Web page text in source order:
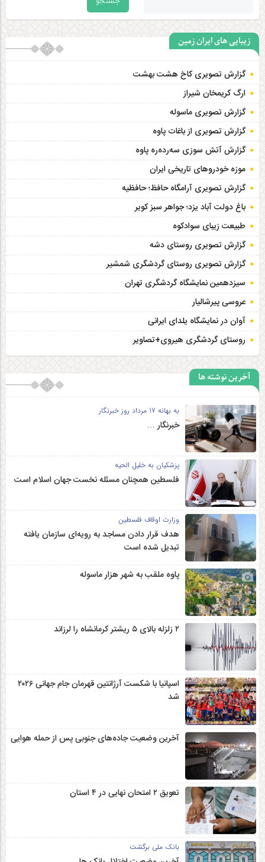
زیبایی های ایران زمین
گزارش تصویری کاخ هشت‌ بهشت
ارگ کریمخان شیراز
گزارش تصویری ماسوله
گزارش تصویری از باغات پاوه
گزارش آتش سوزی سەردەرە پاوه
موزه خودروهای تاریخی ایران
گزارش تصویری آرامگاه حافظ؛ حافظیه‎
باغ دولت آباد یزد؛ جواهر سبز کویر
طبیعت زیبای سوادکوه
گزارش تصویری روستای دشه
گزارش تصویری روستای گردشگری شمشیر
سیزدهمین نمایشگاه گردشگری تهران
عروسی پیرشالیار
آوان در نمایشگاه یلدای ایرانی
روستای گردشگری هیروی+تصاویر
آخرین نوشته ها
به بهانه 17 مرداد روز خبرنگار
خبرنگار …
پزشکیان به خلیل الحیه
فلسطین همچنان مسئله نخست جهان اسلام است
وزارت اوقاف فلسطین
هدف قرار دادن مساجد به رویه‌ای سازمان‌ یافته
تبدیل شده است
پاوه ملقب به شهر هزار ماسوله
۲ زلزله‌ بالای ۵ ریشتر کرمانشاه را لرزاند
اسپانیا با شکست آرژانتین قهرمان جام جهانی ۲۰۲۶
شد
آخرین وضعیت جاده‌های جنوبی پس از حمله هوایی
تعویق ۲ امتحان نهایی در ۴ استان
بانک ملی برگشت